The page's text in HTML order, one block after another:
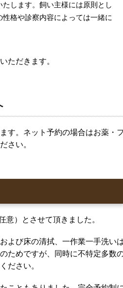
します。飼い主様には原則とし
格や診察内容によっては一緒に
ただきます。
す。ネット予約の場合はお薬・フ
さい。
）とさせて頂きました。
よび床の清拭、一作業一手洗い
ためですが、同時に不特定多数
ださい。